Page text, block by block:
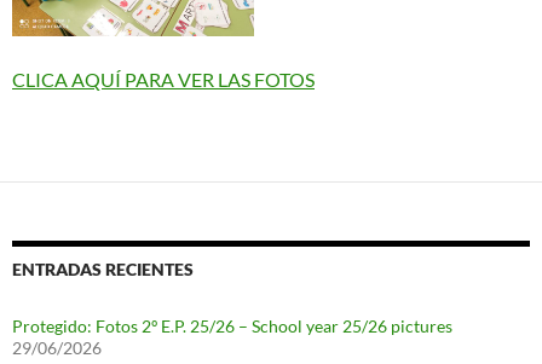
CLICA AQUÍ PARA VER LAS FOTOS
ENTRADAS RECIENTES
Protegido: Fotos 2º E.P. 25/26 – School year 25/26 pictures
29/06/2026